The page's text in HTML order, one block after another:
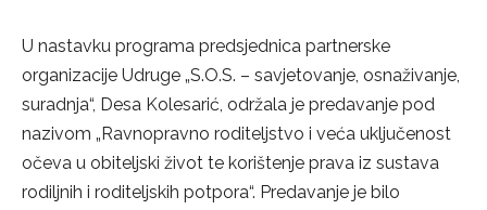
U nastavku programa predsjednica partnerske
organizacije Udruge „S.O.S. – savjetovanje, osnaživanje,
suradnja“, Desa Kolesarić, održala je predavanje pod
nazivom „Ravnopravno roditeljstvo i veća uključenost
očeva u obiteljski život te korištenje prava iz sustava
rodiljnih i roditeljskih potpora“. Predavanje je bilo